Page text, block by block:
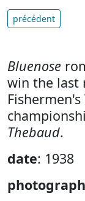
précédent
Bluenose
win the last
Thebaud.
date: 1938